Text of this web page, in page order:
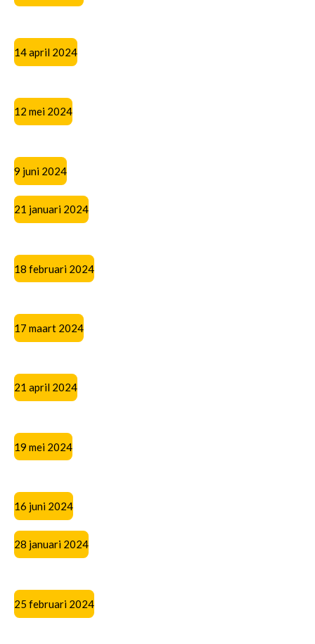
14 april 2024
12 mei 2024
9 juni 2024
21 januari 2024
18 februari 2024
17 maart 2024
21 april 2024
19 mei 2024
16 juni 2024
28 januari 2024
25 februari 2024